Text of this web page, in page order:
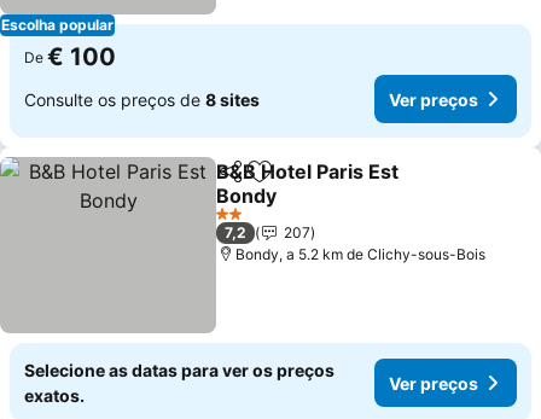
Escolha popular
De € 100
Consulte os preços de 8 sites Ver preços
PartilharAdicionar aos favoritos
B&B Hotel Paris Est
Bondy
2 Estrelas
7,2
207
Bondy, a 5.2 km de Clichy-sous-Bois
Selecione as datas para ver os preços
exatos.
Ver preços